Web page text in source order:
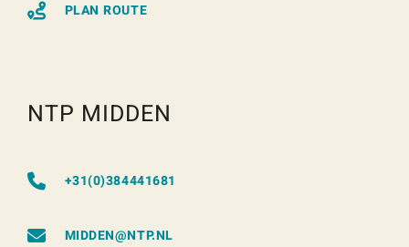
PLAN ROUTE
NTP MIDDEN
+31(0)384441681
MIDDEN@NTP.NL